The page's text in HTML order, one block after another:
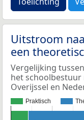
Uitstroom
een
Vergelijking
het schoolbestuur
Overijssel en
Praktisch